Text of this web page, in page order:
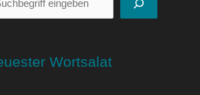
Wortsalat